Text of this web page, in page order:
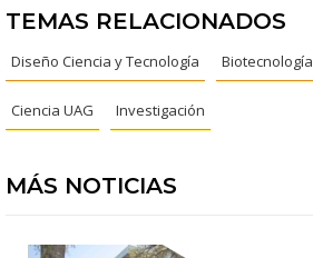
TEMAS RELACIONADOS
Diseño Ciencia y Tecnología Biotecnología
Ciencia UAG Investigación
MÁS NOTICIAS